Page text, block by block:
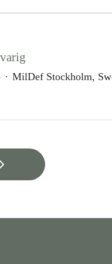
· MilDef Stockholm,